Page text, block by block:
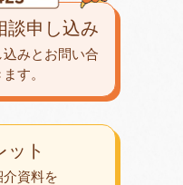
ット
資料を
談申し込み
みとお問い合
す。